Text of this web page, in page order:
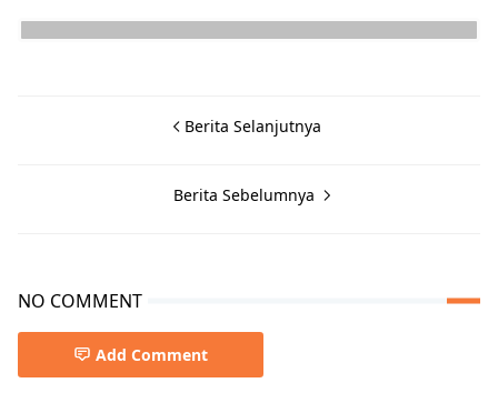
Berita Selanjutnya
Berita Sebelumnya
NO COMMENT
Add Comment